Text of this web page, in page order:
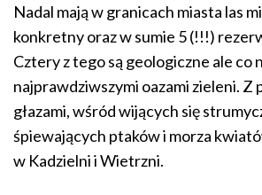
Nadal mają w granicach miasta las
konkretny oraz w sumie 5 (!!!)
Cztery z tego są geologiczne ale co
najprawdziwszymi oazami zieleni. Z
głazami, wśród wijących się
śpiewających ptaków i morza
w Kadzielni i Wietrzni.